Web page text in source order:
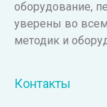
оборудование,
уверены во всем,
методик и
Контакты